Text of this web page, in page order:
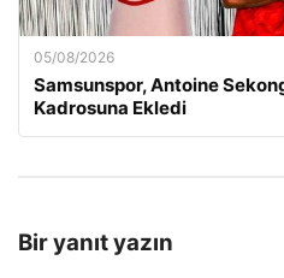
05/08/2026
Samsunspor, Antoine
Kadrosuna Ekledi
Bir yanıt yazın